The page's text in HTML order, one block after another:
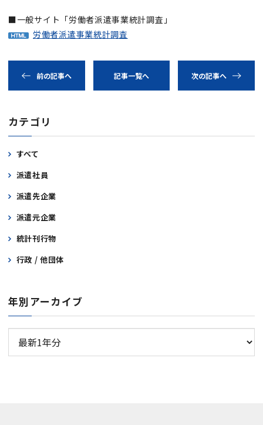
■一般サイト「労働者派遣事業統計調査」
労働者派遣事業統計調査
前の記事へ 記事一覧へ 次の記事へ
カテゴリ
すべて
派遣社員
派遣先企業
派遣元企業
統計刊行物
行政 / 他団体
年別アーカイブ